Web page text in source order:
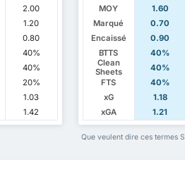
2.00
1.20
0.80
40%
40%
20%
1.03
1.42
MOY
1.60
Marqué
0.70
Encaissé
0.90
BTTS
40%
Clean
Sheets
40%
FTS
40%
xG
1.18
xGA
1.21
Que veulent dire ces termes